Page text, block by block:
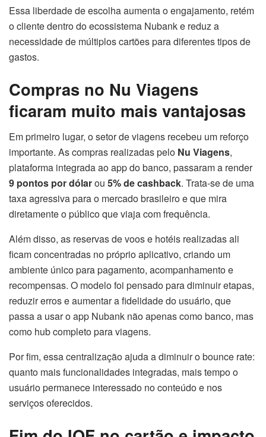
Essa liberdade de escolha aumenta o engajamento, retém
o cliente dentro do ecossistema Nubank e reduz a
necessidade de múltiplos cartões para diferentes tipos de
gastos.
Compras no Nu Viagens
ficaram muito mais vantajosas
Em primeiro lugar, o setor de viagens recebeu um reforço
importante. As compras realizadas pelo Nu Viagens,
plataforma integrada ao app do banco, passaram a render
9 pontos por dólarou 5% de cashback. Trata-se de uma
taxa agressiva para o mercado brasileiro e que mira
diretamente o público que viaja com frequência.
Além disso, as reservas de voos e hotéis realizadas ali
ficam concentradas no próprio aplicativo, criando um
ambiente único para pagamento, acompanhamento e
recompensas. O modelo foi pensado para diminuir etapas,
reduzir erros e aumentar a fidelidade do usuário, que
passa a usar o app Nubank não apenas como banco, mas
como hub completo para viagens.
Por fim, essa centralização ajuda a diminuir o bounce rate:
quanto mais funcionalidades integradas, mais tempo o
usuário permanece interessado no conteúdo e nos
serviços oferecidos.